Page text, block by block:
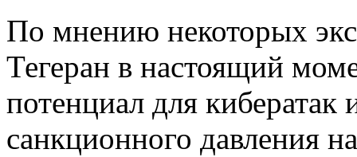
По мнению некоторых
Тегеран в настоящий
потенциал для кибератак
санкционного давления